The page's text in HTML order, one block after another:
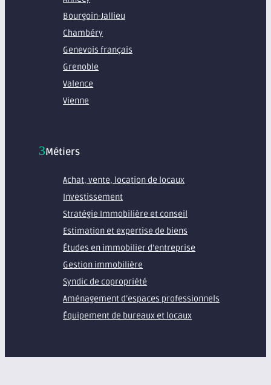
Bourgoin-Jallieu
Chambéry
Genevois français
Grenoble
Valence
Vienne
Métiers
Achat, vente, location de locaux
Investissement
Stratégie Immobilière et conseil
Estimation et expertise de biens
Études en immobilier d’entreprise
Gestion immobilière
Syndic de copropriété
Aménagement d’espaces professionnels
Équipement de bureaux et locaux